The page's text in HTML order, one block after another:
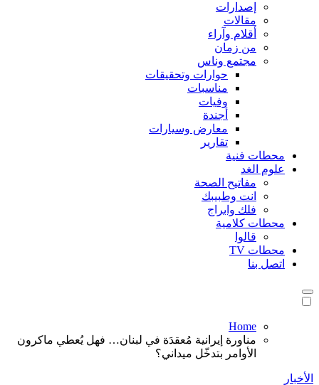
إصدارات
مقالات
أقلام وآراء
من زمان
مجتمع وناس
حوارات وتحقيقات
مناسبات
وفيات
أجندة
معارض وسيارات
تقارير
محطات فنية
علوم الغد
مفاتيح الصحة
انت وطبيبك
فلك وابراج
محطات كلامية
قالوا
محطات TV
اتصل بنا
Home
مناورة إيرانية مُعقدَة في لبنان… فهل يُعطي ماكرون
الأوامر بتدخّل ميداني؟
الأخبار